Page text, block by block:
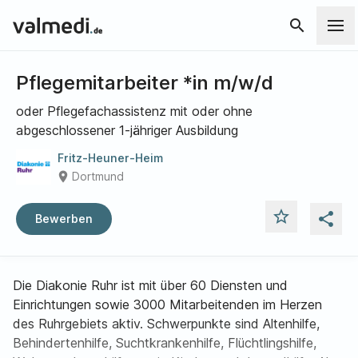
search
Pflegemitarbeiter *in m/w/d
oder Pflegefachassistenz mit oder ohne
abgeschlossener 1-jähriger Ausbildung
Fritz-Heuner-Heim
place Dortmund
Bewerben star_outline share
Die Diakonie Ruhr ist mit über 60 Diensten und
Einrichtungen sowie 3000 Mitarbeitenden im Herzen
des Ruhrgebiets aktiv. Schwerpunkte sind Altenhilfe,
Behindertenhilfe, Suchtkrankenhilfe, Flüchtlingshilfe,